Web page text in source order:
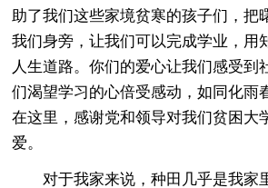
助了我们这些家境贫寒的孩子们，把
我们身旁，让我们可以完成学业，用
人生道路。你们的爱心让我们感受到
们渴望学习的心倍受感动，如同化雨
在这里，感谢党和领导对我们贫困大
爱。
对于我家来说，种田几乎是我家